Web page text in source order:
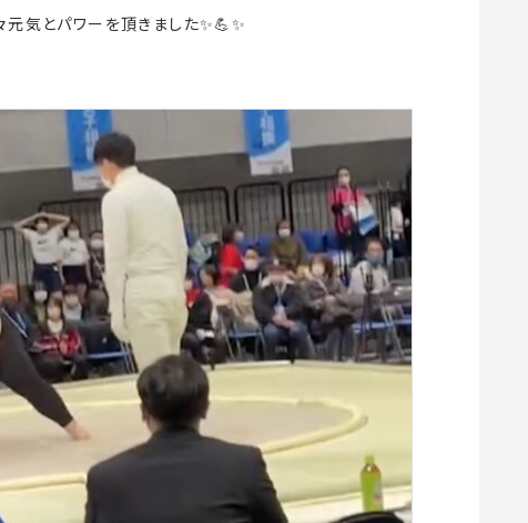
気とパワーを頂きました✨💪✨